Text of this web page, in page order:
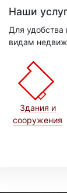
Наши
Для
видам
Здания и
сооружения